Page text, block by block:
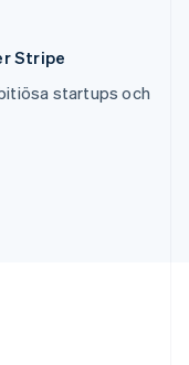
Stripe
startups och